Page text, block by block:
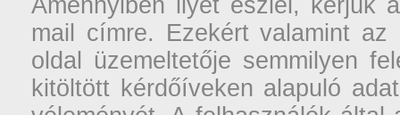
Amennyiben ilyet észlel, kérjük
mail címre. Ezekért valamint
oldal üzemeltetője semmilyen
kitöltött kérdőíveken alapuló